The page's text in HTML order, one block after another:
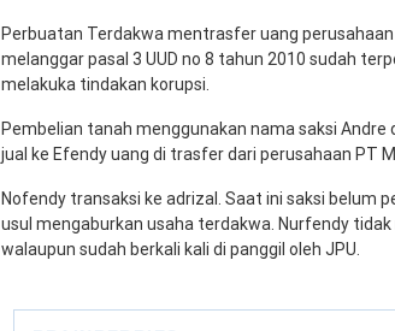
Perbuatan Terdakwa mentrasfer uang
melanggar pasal 3 UUD no 8 tahun 2010 sudah
melakuka tindakan korupsi.
Pembelian tanah menggunakan nama saksi Andre
jual ke Efendy uang di trasfer dari perusahaan PT
Nofendy transaksi ke adrizal. Saat ini saksi belum
usul mengaburkan usaha terdakwa. Nurfendy
walaupun sudah berkali kali di panggil oleh JPU.